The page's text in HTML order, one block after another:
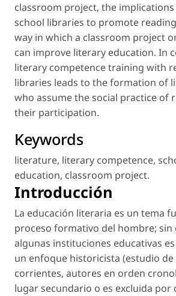
classroom project, the
school libraries to promote
way in which a classroom project
can improve literary education. In
literary competence training with
libraries leads to the formation of
who assume the social practice of
their participation.
Keywords
literature, literary competence,
education, classroom project.
Introducción
La educación literaria es un tema
proceso formativo del hombre; sin
algunas instituciones educativas
un enfoque historicista (estudio
corrientes, autores en orden
lugar secundario o es excluida por